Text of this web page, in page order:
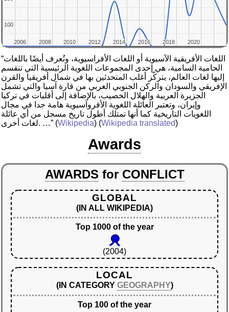
2006
2006 2008
2008 2010
2010 2012
2012 2014
2014 2016
2016 2018
2018 2020
2020
100
100
“اللغات الأفريقية الآسيوية أو اللغات الأفراسيوية، وتُعرف أيضًا باللغات
الحامية السامية، هي إحدى المجموعات اللغوية الرئيسية التي تنقسم
إليها لغات العالم، يتركّز أغلب المتحدثين بها في شمال أفريقيا والقرن
الإفريقي والسودان والركن الجنوبي الغربي من قارة آسيا والتي تشمل
الجزيرة العربية والهلال الخصيب، بالإضافة إلى أقليات في تركيا
وإيران، وتعتبر العائلة اللغوية الأفروآسيوية هامة جدا في مجال
اللغويات التاريخية كما أنها تمتلك أطول تاريخ مسجل من أي عائلة
لغات أخرى. …” (Wikipedia) (Wikipedia translated)
Awards
AWARDS for CONFLICT
GLOBAL
(IN ALL WIKIPEDIA)
Top 1000 of the year
(2004)
LOCAL
(IN CATEGORY GEOGRAPHY)
Top 100 of the year